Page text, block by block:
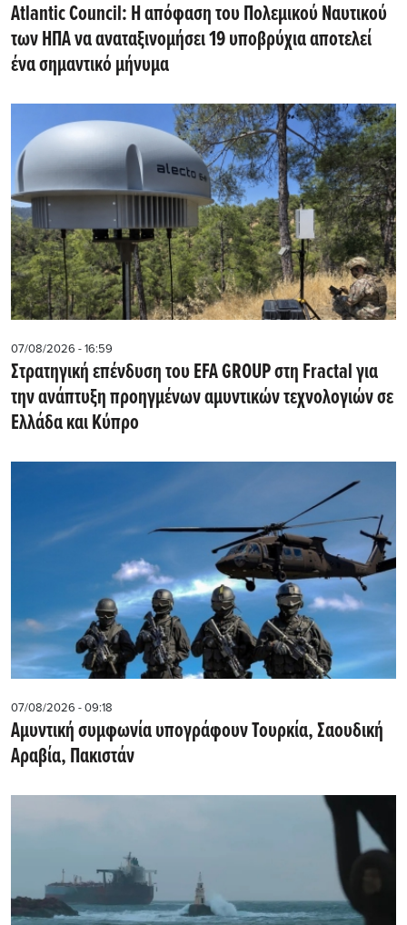
Atlantic Council: Η απόφαση του Πολεμικού Ναυτικού
των ΗΠΑ να αναταξινομήσει 19 υποβρύχια αποτελεί
ένα σημαντικό μήνυμα
07/08/2026 - 16:59
Στρατηγική επένδυση του EFA GROUP στη Fractal για
την ανάπτυξη προηγμένων αμυντικών τεχνολογιών σε
Ελλάδα και Κύπρο
07/08/2026 - 09:18
Αμυντική συμφωνία υπογράφουν Τουρκία, Σαουδική
Αραβία, Πακιστάν